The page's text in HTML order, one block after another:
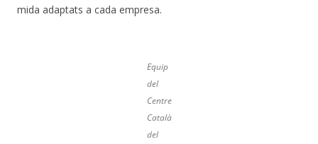
mida adaptats a cada empresa.
Equip
del
Centre
Català
del